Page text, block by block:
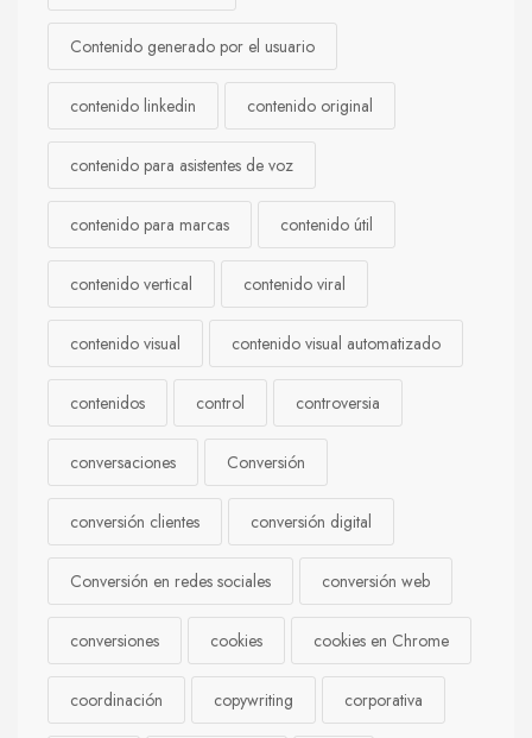
Contenido generado por el usuario
contenido linkedin contenido original
contenido para asistentes de voz
contenido para marcas contenido útil
contenido vertical contenido viral
contenido visual contenido visual automatizado
contenidos control controversia
conversaciones Conversión
conversión clientes conversión digital
Conversión en redes sociales conversión web
conversiones cookies cookies en Chrome
coordinación copywriting corporativa